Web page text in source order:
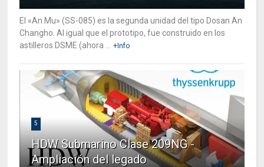
El «An Mu» (SS-085) es la segunda unidad del tipo Dosan An
Changho. Al igual que el prototipo, fue construido en los
astilleros DSME (ahora ...
+Info
5
HDW Submarino Clase 209NG -
Ampliación del legado